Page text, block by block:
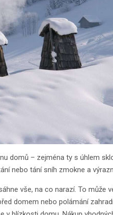
domů – zejména ty s úhlem
nebo tání sníh zmokne a
vše, na co narazí. To může
domem nebo polámání